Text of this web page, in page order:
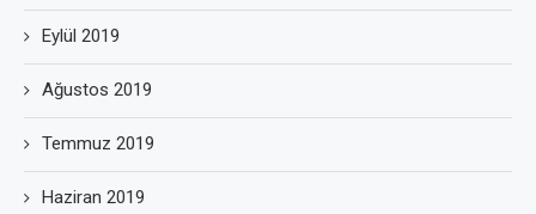
Eylül 2019
Ağustos 2019
Temmuz 2019
Haziran 2019